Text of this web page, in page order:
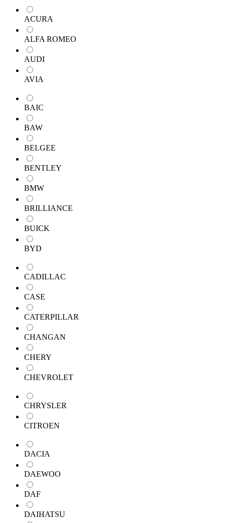
ACURA
ALFA ROMEO
AUDI
AVIA
BAIC
BAW
BELGEE
BENTLEY
BMW
BRILLIANCE
BUICK
BYD
CADILLAC
CASE
CATERPILLAR
CHANGAN
CHERY
CHEVROLET
CHRYSLER
CITROEN
DACIA
DAEWOO
DAF
DAIHATSU